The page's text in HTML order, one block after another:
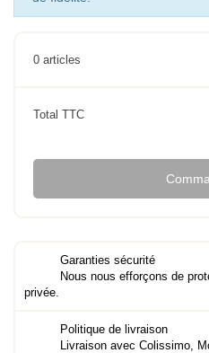
0 articles
Total TTC
Garanties sécurité
Nous nous efforçons de
privée.
Politique de livraison
Livraison avec Colissimo,